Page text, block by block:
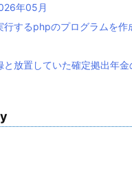
年05月
行するphpのプログラムを作
と放置していた確定拠出年